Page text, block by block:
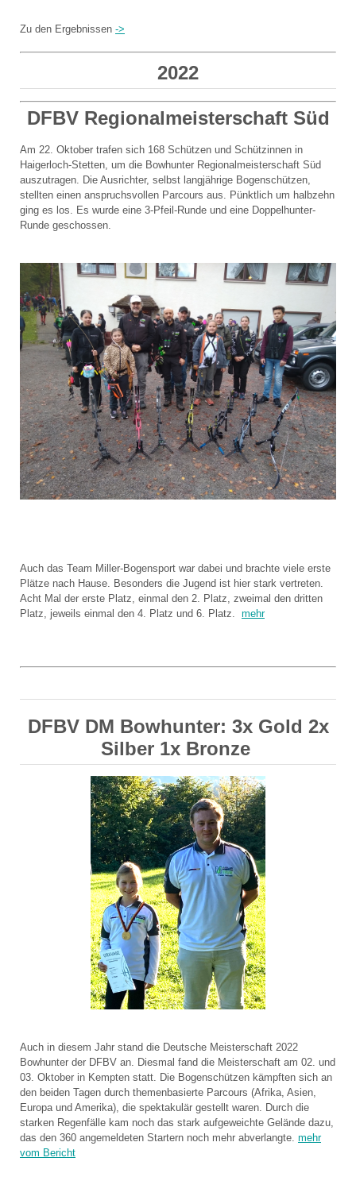
Zu den Ergebnissen ->
2022
DFBV Regionalmeisterschaft Süd
Am 22. Oktober trafen sich 168 Schützen und Schützinnen in
Haigerloch-Stetten, um die Bowhunter Regionalmeisterschaft Süd
auszutragen. Die Ausrichter, selbst langjährige Bogenschützen,
stellten einen anspruchsvollen Parcours aus. Pünktlich um halbzehn
ging es los. Es wurde eine 3-Pfeil-Runde und eine Doppelhunter-
Runde geschossen.
Auch das Team Miller-Bogensport war dabei und brachte viele erste
Plätze nach Hause. Besonders die Jugend ist hier stark vertreten.
Acht Mal der erste Platz, einmal den 2. Platz, zweimal den dritten
Platz, jeweils einmal den 4. Platz und 6. Platz. mehr
DFBV DM Bowhunter: 3x Gold 2x
Silber 1x Bronze
Auch in diesem Jahr stand die Deutsche Meisterschaft 2022
Bowhunter der DFBV an. Diesmal fand die Meisterschaft am 02. und
03. Oktober in Kempten statt. Die Bogenschützen kämpften sich an
den beiden Tagen durch themenbasierte Parcours (Afrika, Asien,
Europa und Amerika), die spektakulär gestellt waren. Durch die
starken Regenfälle kam noch das stark aufgeweichte Gelände dazu,
das den 360 angemeldeten Startern noch mehr abverlangte. mehr
vom Bericht